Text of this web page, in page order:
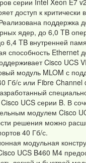
серии Intel Xeon E7
доступ к критически
поддержка
ядер, до 6,0 TB
6,4 TB внутренней
способность Ethernet
Cisco UCS
модуль MLOM с
Гб/с или Fibre Channel
UCS серии B. В
модулем Cisco
решения можно
40 Гб/с.
модульная
UCS B460 M4